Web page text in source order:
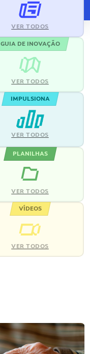
VER TODOS
GUIA DE INOVAÇÃO
VER TODOS
IMPULSIONA
VER TODOS
PLANILHAS
VER TODOS
VÍDEOS
VER TODOS